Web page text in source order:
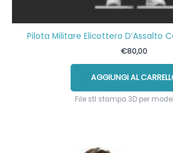
Pilota Militare Elicottero D’Assalto
€80,00
AGGIUNGI AL
File stl stampa 3D per